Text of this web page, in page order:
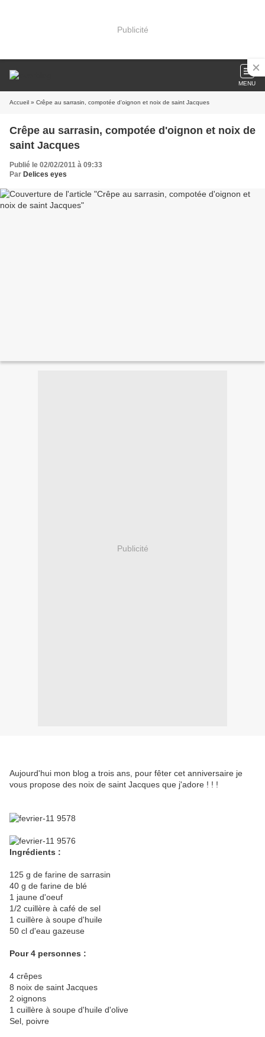
Publicité
MENU
Accueil » Crêpe au sarrasin, compotée d'oignon et noix de saint Jacques
Crêpe au sarrasin, compotée d'oignon et noix de
saint Jacques
Publié le 02/02/2011 à 09:33
Par Delices eyes
Publicité
Aujourd'hui mon blog a trois ans, pour fêter cet anniversaire je
vous propose des noix de saint Jacques que j'adore ! ! !
Ingrédients :
125 g de farine de sarrasin
40 g de farine de blé
1 jaune d'oeuf
1/2 cuillère à café de sel
1 cuillère à soupe d'huile
50 cl d'eau gazeuse
Pour 4 personnes :
4 crêpes
8 noix de saint Jacques
2 oignons
1 cuillère à soupe d'huile d'olive
Sel, poivre